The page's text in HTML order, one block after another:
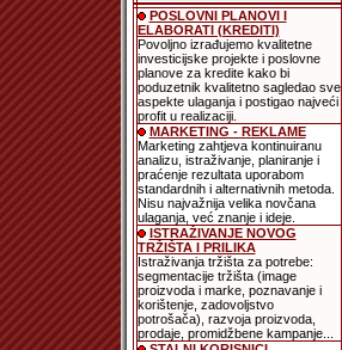
POSLOVNI PLANOVI I
ELABORATI (KREDITI)
Povoljno izrađujemo kvalitetne
investicijske projekte i poslovne
planove za kredite kako bi
poduzetnik kvalitetno sagledao sve
aspekte ulaganja i postigao najveći
profit u realizaciji.
MARKETING - REKLAME
Marketing zahtjeva kontinuiranu
analizu, istraživanje, planiranje i
praćenje rezultata uporabom
standardnih i alternativnih metoda.
Nisu najvažnija velika novčana
ulaganja, već znanje i ideje.
ISTRAŽIVANJE NOVOG
TRŽIŠTA I PRILIKA
Istraživanja tržišta za potrebe:
segmentacije tržišta (image
proizvoda i marke, poznavanje i
korištenje, zadovoljstvo
potrošača), razvoja proizvoda,
prodaje, promidžbene kampanje...